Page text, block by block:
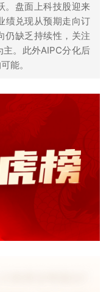
。盘面上科技股迎来
绩兑现从预期走向订
仍缺乏持续性，关注
。此外AIPC分化后
能。